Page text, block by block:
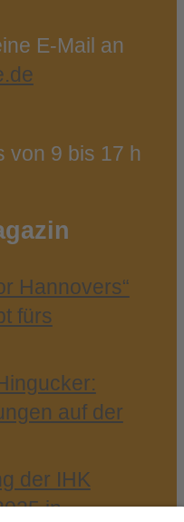
E‑Mail an
von 9 bis 17 h
Han­no­vers“
fürs
auf der
der IHK
in